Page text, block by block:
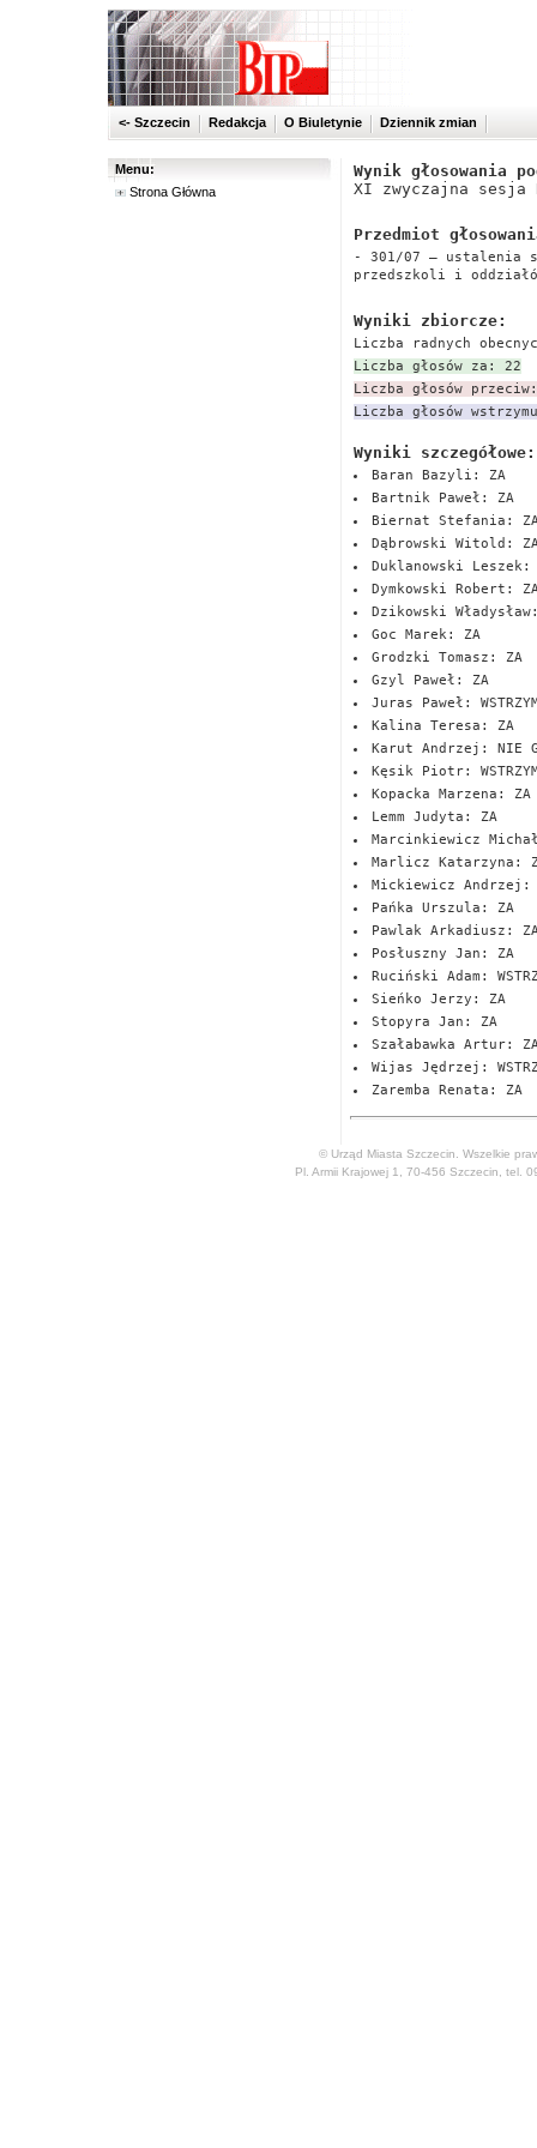
<- Szczecin Redakcja O Biuletynie Dziennik zmian
Menu:
Strona Główna
Wynik głosowania
XI zwyczajna sesja
Przedmiot
- 301/07 – ustalenia
przedszkoli i
Wyniki zbiorcze:
Liczba radnych
Liczba głosów za: 22
Liczba głosów
Liczba głosów
Wyniki szczegółowe:
Baran Bazyli: ZA
Bartnik Paweł: ZA
Biernat Stefania:
Dąbrowski Witold:
Duklanowski Leszek:
Dymkowski Robert:
Dzikowski
Goc Marek: ZA
Grodzki Tomasz: ZA
Gzyl Paweł: ZA
Juras Paweł:
Kalina Teresa: ZA
Karut Andrzej: NIE
Kęsik Piotr:
Kopacka Marzena: ZA
Lemm Judyta: ZA
Marcinkiewicz
Marlicz Katarzyna:
Mickiewicz Andrzej:
Pańka Urszula: ZA
Pawlak Arkadiusz:
Posłuszny Jan: ZA
Ruciński Adam:
Sieńko Jerzy: ZA
Stopyra Jan: ZA
Szałabawka Artur:
Wijas Jędrzej:
Zaremba Renata: ZA
© Urząd Miasta Szczecin. Wszelkie
Pl. Armii Krajowej 1, 70-456 Szczecin, tel.